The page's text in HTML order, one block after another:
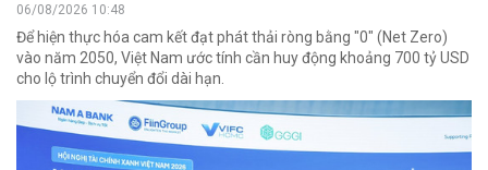
06/08/2026 10:48
Để hiện thực hóa cam kết đạt phát thải ròng bằng "0" (Net Zero)
vào năm 2050, Việt Nam ước tính cần huy động khoảng 700 tỷ USD
cho lộ trình chuyển đổi dài hạn.